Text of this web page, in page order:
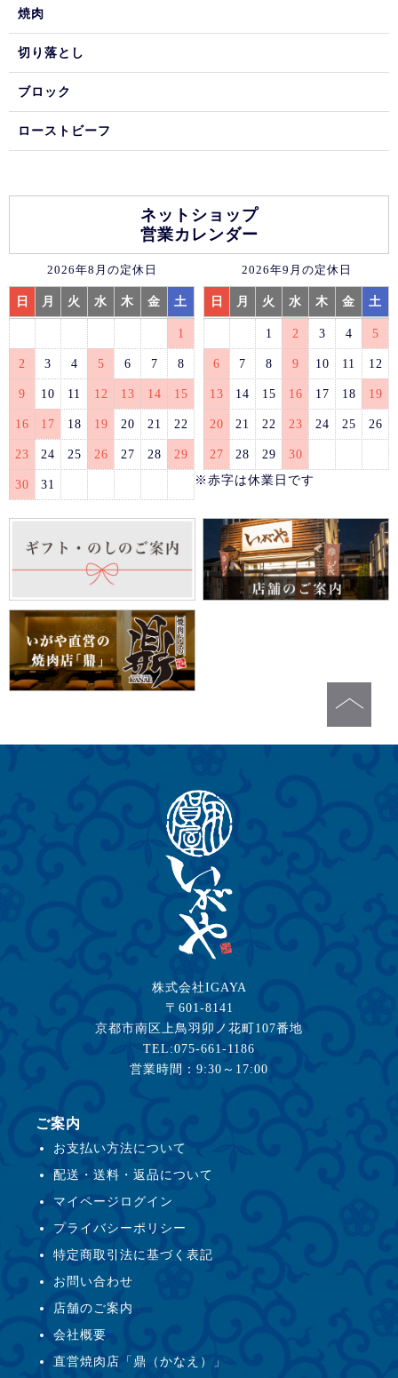
焼肉
切り落とし
ブロック
ローストビーフ
ネットショップ
営業カレンダー
2026年8月の定休日
日 月 火 水 木 金 土
1
2 3 4 5 6 7 8
9 10 11 12 13 14 15
16 17 18 19 20 21 22
23 24 25 26 27 28 29
30 31
2026年9月の定休日
日 月 火 水 木 金 土
1 2 3 4 5
6 7 8 9 10 11 12
13 14 15 16 17 18 19
20 21 22 23 24 25 26
27 28 29
30
※赤字は休業日です
株式会社IGAYA
〒601-8141
京都市南区上鳥羽卯ノ花町107番地
TEL:075-661-1186
営業時間：9:30～17:00
ご案内
お支払い方法について
配送・送料・返品について
マイページログイン
プライバシーポリシー
特定商取引法に基づく表記
お問い合わせ
店舗のご案内
会社概要
直営焼肉店「鼎（かなえ）」